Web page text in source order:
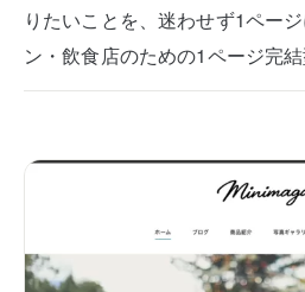
りたいことを、迷わせず1ペー
ン・飲食店のための1ページ完